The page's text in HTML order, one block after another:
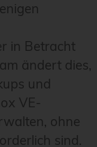
in Betracht
ändert dies,
und
VE-
ohne
sind.